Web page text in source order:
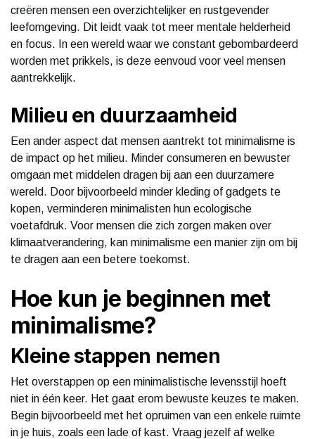
creëren mensen een overzichtelijker en rustgevender
leefomgeving. Dit leidt vaak tot meer mentale helderheid
en focus. In een wereld waar we constant gebombardeerd
worden met prikkels, is deze eenvoud voor veel mensen
aantrekkelijk.
Milieu en duurzaamheid
Een ander aspect dat mensen aantrekt tot minimalisme is
de impact op het milieu. Minder consumeren en bewuster
omgaan met middelen dragen bij aan een duurzamere
wereld. Door bijvoorbeeld minder kleding of gadgets te
kopen, verminderen minimalisten hun ecologische
voetafdruk. Voor mensen die zich zorgen maken over
klimaatverandering, kan minimalisme een manier zijn om bij
te dragen aan een betere toekomst.
Hoe kun je beginnen met
minimalisme?
Kleine stappen nemen
Het overstappen op een minimalistische levensstijl hoeft
niet in één keer. Het gaat erom bewuste keuzes te maken.
Begin bijvoorbeeld met het opruimen van een enkele ruimte
in je huis, zoals een lade of kast. Vraag jezelf af welke